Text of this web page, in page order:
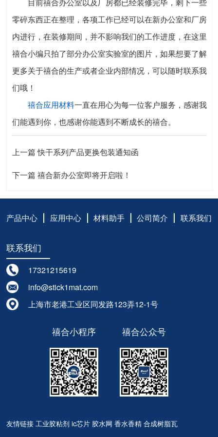
零碎东西正在整理，各项工作已经可以在新办公室和厂房
内进行，在装修期间，并不影响我们的工作进度，在这里
禧合小编只拍了部分办公室实验室的图片，如果想要了解
更多关于禧合的生产或者企业内部情况，可以随时联系我
们哦！
禧合应用材料一直在用心为每一位客户服务，感谢我
们能遇到你，也感谢你能遇到不断成长的禧合。
上一篇快干系列产品更换包装通知函
下一篇 禧合新办公室即将开启啦！
产品中心 应用中心 材料助手 公司简介 联系我们
联系我们
17321215619
info@stick1mat.com
上海市老港工业区同发路123弄12-1号
禧合小程序 禧合公众号
友情链接 工业胶粘剂 ic芯片 胶水网 香水香精 合成树脂瓦